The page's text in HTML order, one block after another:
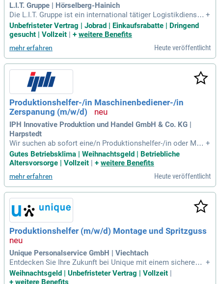
L.I.T. Gruppe | Hörselberg-Hainich
Die L.I.T. Gruppe ist ein international tätiger Logistikdienstle
ister mit über 5.250 Mitarbeitenden und mehr als 100 Stand
orten in 22 Ländern. Wir bieten ein umfassendes Leistungsp
rofil in Transport-, Lager- und Produktionslogistik sowie Luft
- und Seefracht. Entdecken Sie Ihre Karrierechancen in eine
m innovativen und wachstumsorientierten Umfeld. Gestalte
n Sie gemeinsam mit uns die Logistik der Zukunft! Am Stan
dort Hörselberg-Hainich verantworten wir das vollständige
Kontraktlogistikmanagement für einen namhaften Automob
ilhersteller. Verantwortungsbewusstsein und Aufmerksamk
eit sind bei uns die Schlüssel zum Erfolg in der dynamische
n Automobilindustrie.
+
Unbefristeter Vertrag | Jobrad | Einkaufsrabatte | Dringend
gesucht | Vollzeit | + weitere Benefits
mehr erfahren Heute veröffentlicht
Produktionshelfer-/in Maschinenbediener-/in
Zerspanung (m/w/d)
IPH Innovative Produktion und Handel GmbH & Co. KG |
Harpstedt
Wir suchen ab sofort eine/n Produktionshelfer-/in oder Mas
chinenbediener-/in Zerspanung (m/w/d) in Harpstedt. Ihre H
auptaufgaben umfassen die Bedienung und Überwachung vo
n Produktionsmaschinen sowie die Qualitätssicherung der g
efertigten Teile. Zudem sind kleinere Montagen von Baugrup
pen Teil Ihrer Tätigkeit. Wichtig ist eine gute deutsche Sprac
hbeherrschung und eine ausgeprägte technische Auffassun
gsgabe. Wir bieten Ihnen ein dynamisches, familiengeführte
s Unternehmen mit einem modernen Arbeitsplatz und direkt
er Kommunikation. Profitieren Sie von einem zukunftssicher
en Job, Weihnachtsgeld, betrieblicher Altersvorsorge sowie
weiteren Vorteilen wie Job Rad und Hansefit.
+
Gutes Betriebsklima | Weihnachtsgeld | Betriebliche
Altersvorsorge | Vollzeit | + weitere Benefits
mehr erfahren Heute veröffentlicht
Produktionshelfer (m/w/d) Montage und Spritzguss
Unique Personalservice GmbH | Viechtach
Entdecken Sie Ihre Zukunft bei Unique mit einem sicheren A
rbeitsplatz und tariflich geregeltem Einkommen. Unser Tea
m legt großen Wert darauf, dass Sie sich im Job wohlfühlen
+
Weihnachtsgeld | Unbefristeter Vertrag | Vollzeit